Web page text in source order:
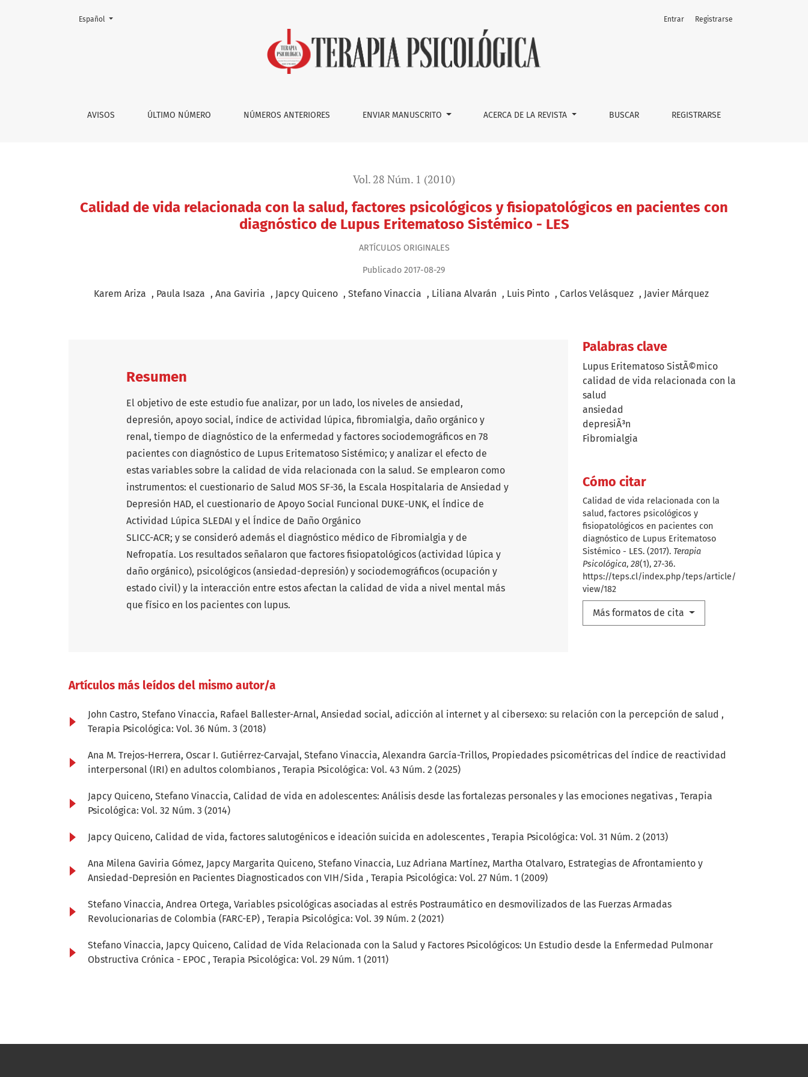
Calidad de vida relacionada con la salud, factores psicológicos y fisiopatológicos en pacientes con diagnóstico de Lupus Eritematoso Sistémico - LES
AVISOS ÚLTIMO NÚMERO NÚMEROS ANTERIORES ENVIAR MANUSCRITO ACERCA DE LA REVISTA BUSCAR REGISTRARSE
Entrar Registrarse
Cambiar el idioma. El actual es:
Español
Vol. 28 Núm. 1 (2010)
Calidad de vida relacionada con la salud, factores psicológicos y fisiopatológicos en pacientes con
diagnóstico de Lupus Eritematoso Sistémico - LES
ARTÍ­CULOS ORIGINALES
Publicado 2017-08-29
Karem Ariza Paula Isaza Ana Gaviria Japcy Quiceno Stefano Vinaccia Liliana Alvarán Luis Pinto Carlos Velásquez Javier Márquez
Palabras clave
Lupus Eritematoso SistÃ©mico
calidad de vida relacionada con la
salud
ansiedad
depresiÃ³n
Fibromialgia
Cómo citar
Calidad de vida relacionada con la
salud, factores psicológicos y
fisiopatológicos en pacientes con
diagnóstico de Lupus Eritematoso
Sistémico - LES. (2017). Terapia
Psicológica, 28(1), 27-36.
https://teps.cl/index.php/teps/article/
view/182
Más formatos de cita
Resumen
El objetivo de este estudio fue analizar, por un lado, los niveles de ansiedad,
depresión, apoyo social, índice de actividad lúpica, fibromialgia, daño orgánico y
renal, tiempo de diagnóstico de la enfermedad y factores sociodemográficos en 78
pacientes con diagnóstico de Lupus Eritematoso Sistémico; y analizar el efecto de
estas variables sobre la calidad de vida relacionada con la salud. Se emplearon como
instrumentos: el cuestionario de Salud MOS SF-36, la Escala Hospitalaria de Ansiedad y
Depresión HAD, el cuestionario de Apoyo Social Funcional DUKE-UNK, el Índice de
Actividad Lúpica SLEDAI y el Índice de Daño Orgánico
SLICC-ACR; y se consideró además el diagnóstico médico de Fibromialgia y de
Nefropatía. Los resultados señalaron que factores fisiopatológicos (actividad lúpica y
daño orgánico), psicológicos (ansiedad-depresión) y sociodemográficos (ocupación y
estado civil) y la interacción entre estos afectan la calidad de vida a nivel mental más
que físico en los pacientes con lupus.
Artículos más leídos del mismo autor/a
John Castro, Stefano Vinaccia, Rafael Ballester-Arnal, Ansiedad social, adicción al internet y al cibersexo: su relación con la percepción de salud ,
Terapia Psicológica: Vol. 36 Núm. 3 (2018)
Ana M. Trejos-Herrera, Oscar I. Gutiérrez-Carvajal, Stefano Vinaccia, Alexandra García-Trillos, Propiedades psicométricas del índice de reactividad
interpersonal (IRI) en adultos colombianos , Terapia Psicológica: Vol. 43 Núm. 2 (2025)
Japcy Quiceno, Stefano Vinaccia, Calidad de vida en adolescentes: Análisis desde las fortalezas personales y las emociones negativas , Terapia
Psicológica: Vol. 32 Núm. 3 (2014)
Japcy Quiceno, Calidad de vida, factores salutogénicos e ideación suicida en adolescentes , Terapia Psicológica: Vol. 31 Núm. 2 (2013)
Ana Milena Gaviria Gómez, Japcy Margarita Quiceno, Stefano Vinaccia, Luz Adriana Martínez, Martha Otalvaro, Estrategias de Afrontamiento y
Ansiedad-Depresión en Pacientes Diagnosticados con VIH/Sida , Terapia Psicológica: Vol. 27 Núm. 1 (2009)
Stefano Vinaccia, Andrea Ortega, Variables psicológicas asociadas al estrés Postraumático en desmovilizados de las Fuerzas Armadas
Revolucionarias de Colombia (FARC-EP) , Terapia Psicológica: Vol. 39 Núm. 2 (2021)
Stefano Vinaccia, Japcy Quiceno, Calidad de Vida Relacionada con la Salud y Factores Psicológicos: Un Estudio desde la Enfermedad Pulmonar
Obstructiva Crónica - EPOC , Terapia Psicológica: Vol. 29 Núm. 1 (2011)